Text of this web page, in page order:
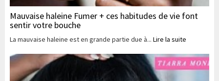
Mauvaise haleine Fumer + ces habitudes de vie font
sentir votre bouche
La mauvaise haleine est en grande partie due à... Lire la suite